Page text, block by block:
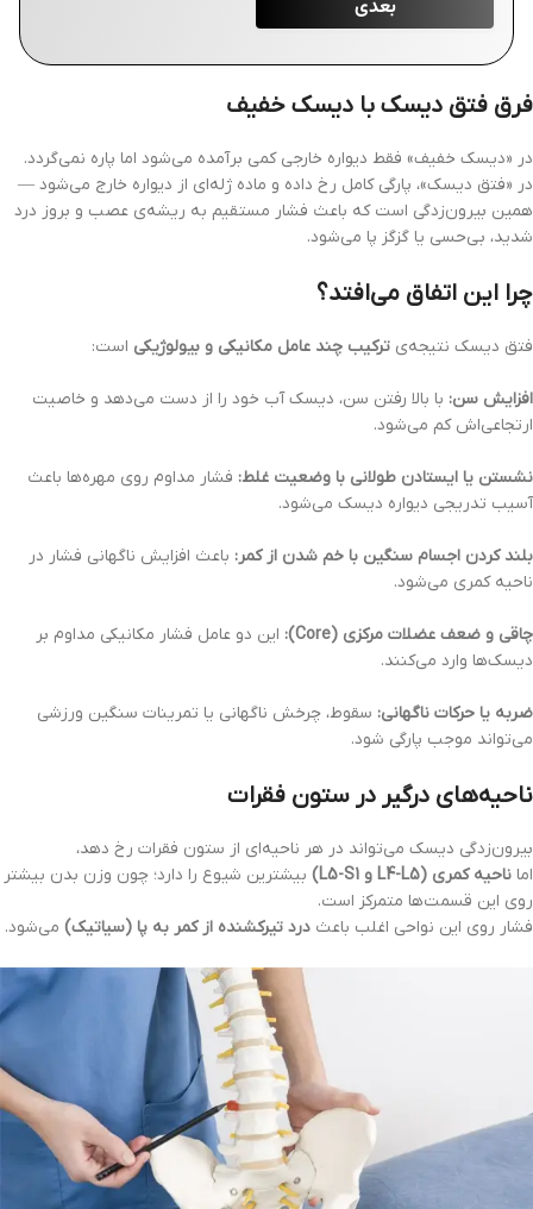
فرق فتق دیسک با دیسک خفیف
در «دیسک خفیف» فقط دیواره خارجی کمی برآمده می‌شود اما پاره نمی‌گردد.
در «فتق دیسک»، پارگی کامل رخ داده و ماده ژله‌ای از دیواره خارج می‌شود —
همین بیرون‌زدگی است که باعث فشار مستقیم به ریشه‌ی عصب و بروز درد
شدید، بی‌حسی یا گزگز پا می‌شود.
چرا این اتفاق می‌افتد؟
فتق دیسک نتیجه‌ی ترکیب چند عامل مکانیکی و بیولوژیکی است:
افزایش سن: با بالا رفتن سن، دیسک آب خود را از دست می‌دهد و خاصیت
ارتجاعی‌اش کم می‌شود.
نشستن یا ایستادن طولانی با وضعیت غلط: فشار مداوم روی مهره‌ها باعث
آسیب تدریجی دیواره دیسک می‌شود.
بلند کردن اجسام سنگین با خم شدن از کمر: باعث افزایش ناگهانی فشار در
ناحیه کمری می‌شود.
چاقی و ضعف عضلات مرکزی (Core):
این دو عامل فشار مکانیکی مداوم بر
دیسک‌ها وارد می‌کنند.
ضربه یا حرکات ناگهانی: سقوط، چرخش ناگهانی یا تمرینات سنگین ورزشی
می‌تواند موجب پارگی شود.
ناحیه‌های درگیر در ستون فقرات
بیرون‌زدگی دیسک می‌تواند در هر ناحیه‌ای از ستون فقرات رخ دهد،
اما ناحیه کمری (L4-L5 و L5-S1)
بیشترین شیوع را دارد؛ چون وزن بدن بیشتر
روی این قسمت‌ها متمرکز است.
فشار روی این نواحی اغلب باعث درد تیرکشنده از کمر به پا (سیاتیک) می‌شود.